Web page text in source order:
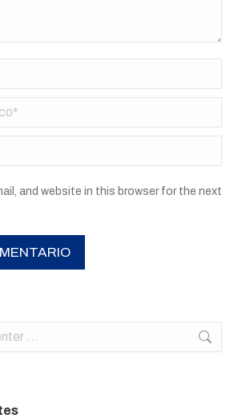
and website in this browser for the next